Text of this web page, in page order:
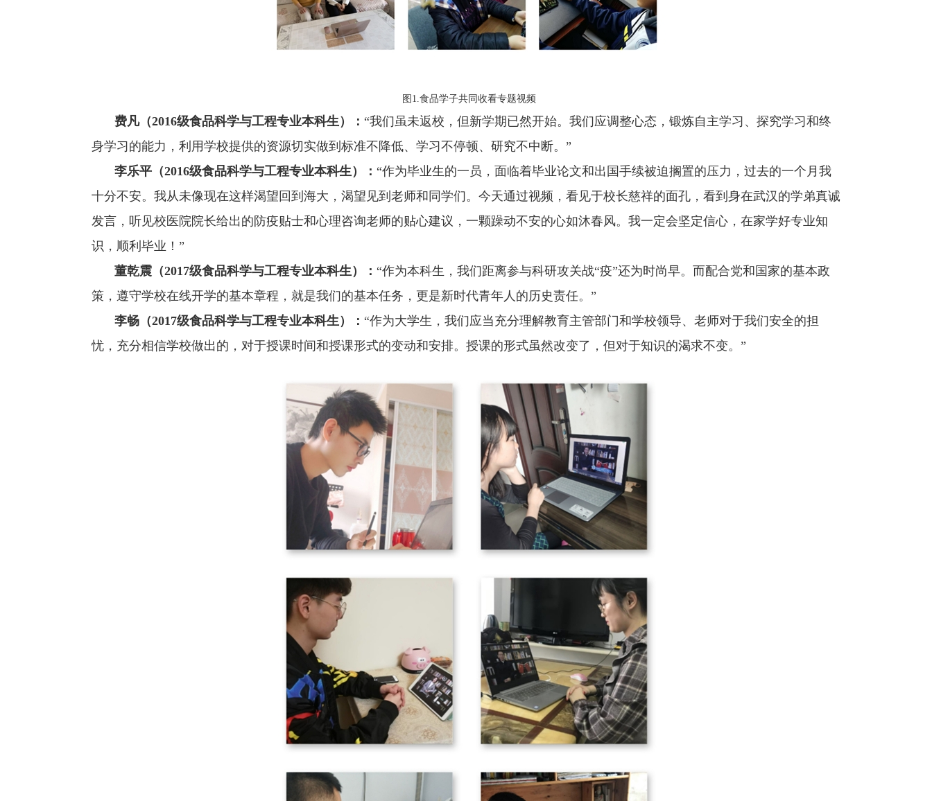
图1.食品学子共同收看专题视频
费凡（2016级食品科学与工程专业本科生）： “我们虽未返校，但新学期已然开始。我们应调整心态，锻炼自主学习、探究学习和终
身学习的能力，利用学校提供的资源切实做到 标准不降低、学习不停顿、研究不中断。 ”
李乐平（2016级食品科学与工程专业本科生） ： “作为毕业生的一员，面临着毕业论文和出国手续被迫搁置的压力，过去的一个月我
十分不安。我从未像现在这样渴望回到海大，渴望见到老师和同学们。今天通过视频，看见于校长慈祥的面孔，看到身在武汉的学弟真诚
发言，听见校医院院长给出的防疫贴士和心理咨询老师的贴心建议，一颗躁动不安的心如沐春风。我一定会坚定信心，在家学好专业知
识，顺利毕业！”
董乾震（2017级食品科学与工程专业本科生）： “作为本科生，我们距离参与科研攻关战“疫”还为时尚早。而配合党和国家的基本政
策，遵守学校在线开学的基本章程，就是我们的基本任务，更是新时代青年人的历史责任。”
李畅（2017级食品科学与工程专业本科生）： “作为大学生，我们应当充分理解教育主管部门和学校领导、老师对于我们安全的担
忧，充分相信学校做出的，对于授课时间和授课形式的变动和安排。授课的形式虽然改变了，但对于知识的渴求不变。”